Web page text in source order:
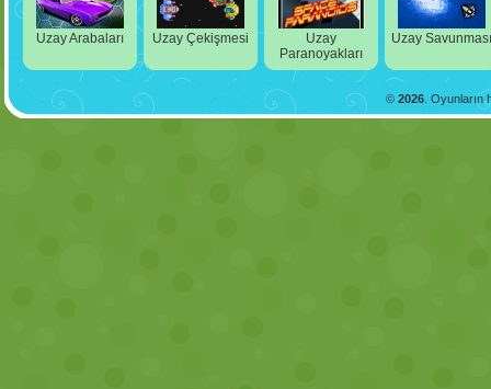
Uzay Arabaları Uzay Çekişmesi
Uzay
Paranoyakları
Uzay Savunması
© 2026 .